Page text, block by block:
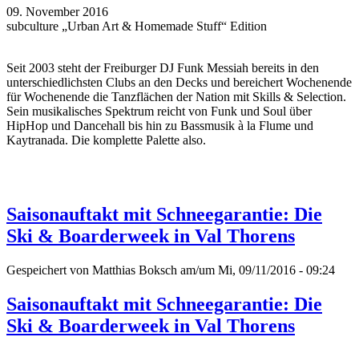
09. November 2016
subculture „Urban Art & Homemade Stuff“ Edition
Seit 2003 steht der Freiburger DJ Funk Messiah bereits in den
unterschiedlichsten Clubs an den Decks und bereichert Wochenende
für Wochenende die Tanzflächen der Nation mit Skills & Selection.
Sein musikalisches Spektrum reicht von Funk und Soul über
HipHop und Dancehall bis hin zu Bassmusik à la Flume und
Kaytranada. Die komplette Palette also.
Saisonauftakt mit Schneegarantie: Die
Ski & Boarderweek in Val Thorens
Gespeichert von Matthias Boksch am/um Mi, 09/11/2016 - 09:24
Saisonauftakt mit Schneegarantie: Die
Ski & Boarderweek in Val Thorens